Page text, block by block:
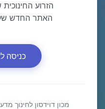
הזרוע
האתר החדש
כניסה
מכון דוידסון לחינוך